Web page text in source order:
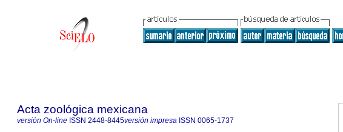
Acta zoológica mexicana
versión On-line ISSN 2448-8445versión impresa ISSN 0065-1737